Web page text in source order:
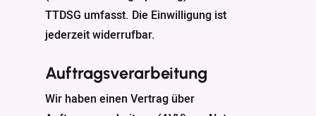
TTDSG umfasst. Die Einwilligung ist
jederzeit widerrufbar.
Auftragsverarbeitung
Wir haben einen Vertrag über